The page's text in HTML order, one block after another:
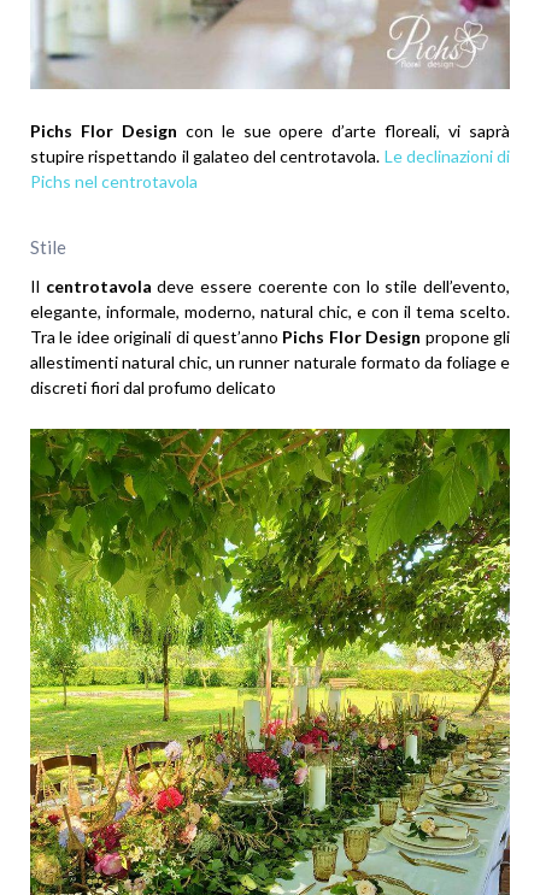
Pichs Flor Design con le sue opere d’arte floreali, vi saprà
stupire rispettando il galateo del centrotavola. Le declinazioni di
Pichs nel centrotavola
Stile
Il centrotavola deve essere coerente con lo stile dell’evento,
elegante, informale, moderno, natural chic, e con il tema scelto.
Tra le idee originali di quest’anno Pichs Flor Design propone gli
allestimenti natural chic, un runner naturale formato da foliage e
discreti fiori dal profumo delicato